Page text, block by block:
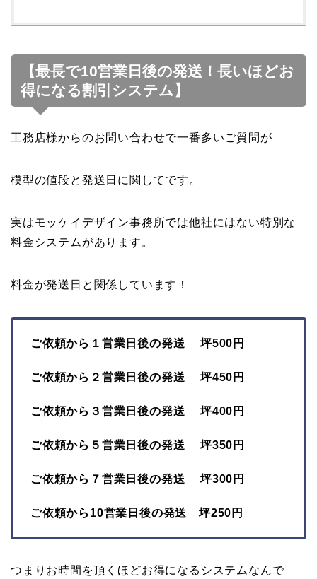
【最長で10営業日後の発送！長いほどお
得になる割引システム】
工務店様からのお問い合わせで一番多いご質問が
模型の値段と発送日に関してです。
実はモッケイデザイン事務所では他社にはない特別な
料金システムがあります。
料金が発送日と関係しています！
ご依頼から１営業日後の発送 坪500円
ご依頼から２営業日後の発送 坪450円
ご依頼から３営業日後の発送 坪400円
ご依頼から５営業日後の発送 坪350円
ご依頼から７営業日後の発送 坪300円
ご依頼から10営業日後の発送 坪250円
つまりお時間を頂くほどお得になるシステムなんで